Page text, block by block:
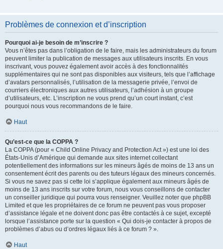
Problèmes de connexion et d’inscription
Pourquoi ai-je besoin de m’inscrire ?
Vous n’êtes pas dans l’obligation de le faire, mais les administrateurs du forum
peuvent limiter la publication de messages aux utilisateurs inscrits. En vous
inscrivant, vous pouvez également avoir accès à des fonctionnalités
supplémentaires qui ne sont pas disponibles aux visiteurs, tels que l’affichage
d’avatars personnalisés, l’utilisation de la messagerie privée, l’envoi de
courriers électroniques aux autres utilisateurs, l’adhésion à un groupe
d’utilisateurs, etc. L’inscription ne vous prend qu’un court instant, c’est
pourquoi nous vous recommandons de le faire.
Haut
Qu’est-ce que la COPPA ?
La COPPA (pour « Child Online Privacy and Protection Act ») est une loi des
États-Unis d’Amérique qui demande aux sites internet collectant
potentiellement des informations sur les mineurs âgés de moins de 13 ans un
consentement écrit des parents ou des tuteurs légaux des mineurs concernés.
Si vous ne savez pas si cette loi s’applique également aux mineurs âgés de
moins de 13 ans inscrits sur votre forum, nous vous conseillons de contacter
un conseiller juridique qui pourra vous renseigner. Veuillez noter que phpBB
Limited et que les propriétaires de ce forum ne peuvent pas vous proposer
d’assistance légale et ne doivent donc pas être contactés à ce sujet, excepté
lorsque l’assistance porte sur la question « Qui dois-je contacter à propos de
problèmes d’abus ou d’ordres légaux liés à ce forum ? ».
Haut